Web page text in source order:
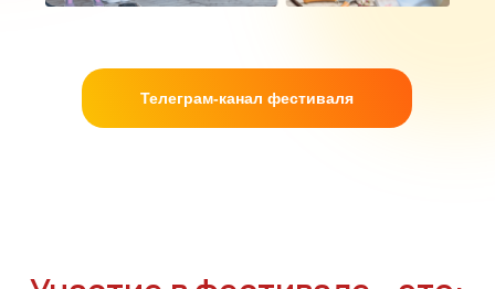
Телеграм-канал фестиваля